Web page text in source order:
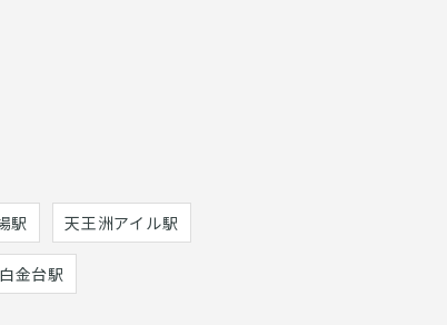
駅 天王洲アイル駅
白金台駅